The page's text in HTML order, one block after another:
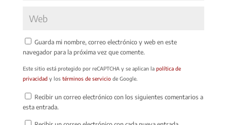
Guarda mi nombre, correo electrónico y web en este
navegador para la próxima vez que comente.
Este sitio está protegido por reCAPTCHA y se aplican la política de
privacidady los términos de serviciode Google.
Recibir un correo electrónico con los siguientes comentarios a
esta entrada.